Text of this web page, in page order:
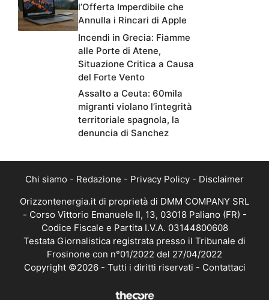
l’Offerta Imperdibile che
Annulla i Rincari di Apple
Incendi in Grecia: Fiamme
alle Porte di Atene,
Situazione Critica a Causa
del Forte Vento
Assalto a Ceuta: 60mila
migranti violano l’integrità
territoriale spagnola, la
denuncia di Sanchez
Chi siamo - Redazione - Privacy Policy - Disclaimer
Orizzontenergia.it di proprietà di DMM COMPANY SRL
- Corso Vittorio Emanuele II, 13, 03018 Paliano (FR) -
Codice Fiscale e Partita I.V.A. 03144800608
Testata Giornalistica registrata presso il Tribunale di
Frosinone con n°01/2022 del 27/04/2022
Copyright ©2026 - Tutti i diritti riservati - Contattaci